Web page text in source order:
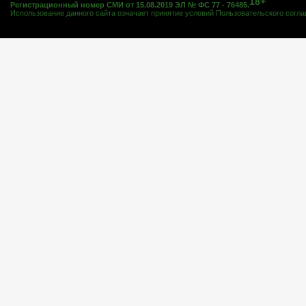
Регистрационный номер СМИ от 15.08.2019 ЭЛ № ФС 77 - 76485.
Использование данного сайта означает принятие условий Пользовательского